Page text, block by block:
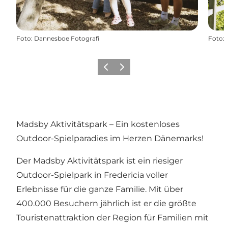
Foto: Dannesboe Fotografi Foto:
Vorherige Folie
Nächste Folie
Madsby Aktivitätspark – Ein kostenloses
Outdoor-Spielparadies im Herzen Dänemarks!
Der Madsby Aktivitätspark ist ein riesiger
Outdoor-Spielpark in Fredericia voller
Erlebnisse für die ganze Familie. Mit über
400.000 Besuchern jährlich ist er die größte
Touristenattraktion der Region für Familien mit